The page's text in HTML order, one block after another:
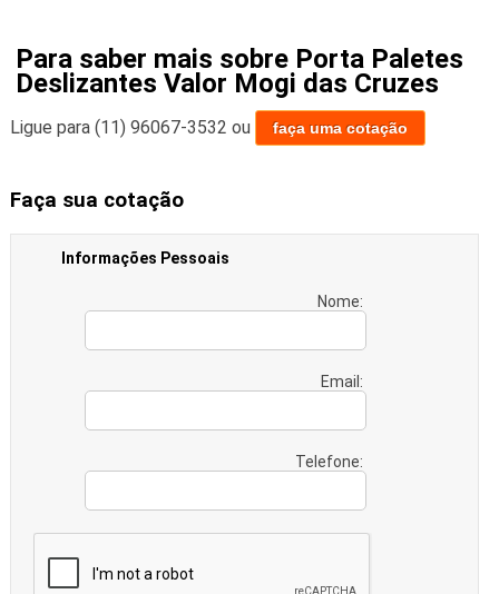
Para saber mais sobre Porta Paletes
Deslizantes Valor Mogi das Cruzes
Ligue para (11) 96067-3532 ou faça uma cotação
Faça sua cotação
Informações Pessoais
Nome:
Email:
Telefone: